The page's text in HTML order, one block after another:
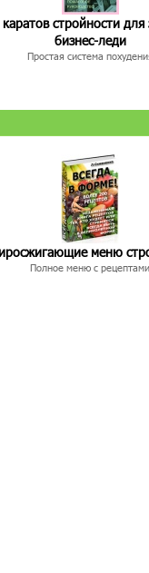
стройности для
бизнес-леди
Простая система
меню
Полное меню с рецептами